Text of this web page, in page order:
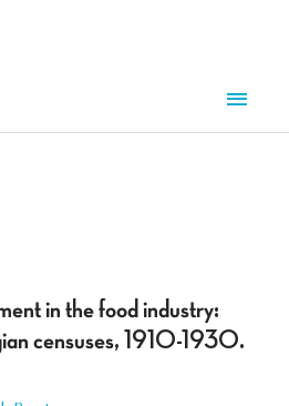
in the food industry:
censuses, 1910-1930.